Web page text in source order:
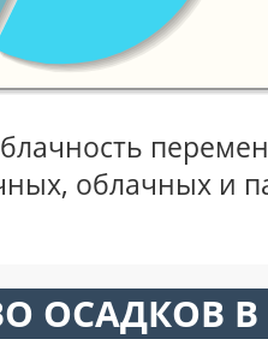
облачных и
ОСАДКОВ